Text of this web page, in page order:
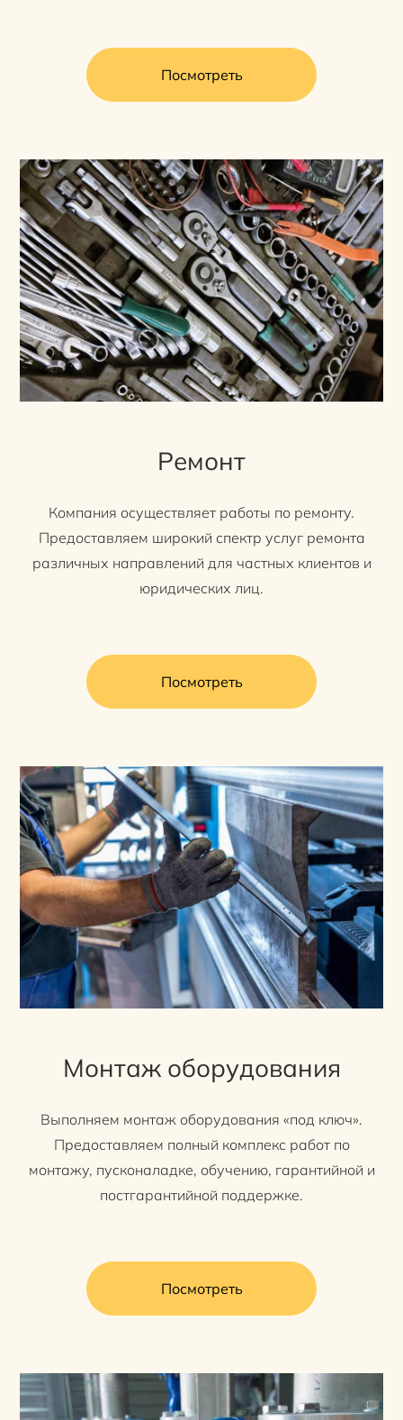
Посмотреть
Ремонт
Компания осуществляет работы по ремонту.
Предоставляем широкий спектр услуг ремонта
различных направлений для частных клиентов и
юридических лиц.
Посмотреть
Монтаж оборудования
Выполняем монтаж оборудования «под ключ».
Предоставляем полный комплекс работ по
монтажу, пусконаладке, обучению, гарантийной и
постгарантийной поддержке.
Посмотреть